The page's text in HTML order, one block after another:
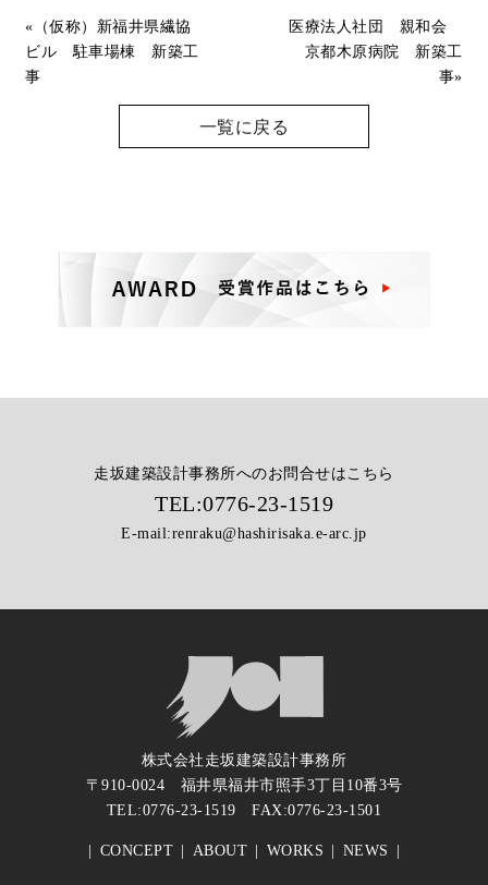
« （仮称）新福井県繊協
ビル 駐車場棟 新築工
事
医療法人社団 親和会
京都木原病院 新築工
事»
一覧に戻る
走坂建築設計事務所へのお問合せはこちら
TEL:0776-23-1519
E-mail:renraku@hashirisaka.e-arc.jp
株式会社走坂建築設計事務所
〒910-0024 福井県福井市照手3丁目10番3号
TEL:0776-23-1519 FAX:0776-23-1501
CONCEPT ABOUT WORKS NEWS